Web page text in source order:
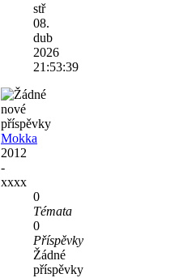
poslední
příspěvek
stř
08.
dub
2026
21:53:39
Mokka
2012
-
xxxx
0
Témata
0
Příspěvky
Žádné
příspěvky